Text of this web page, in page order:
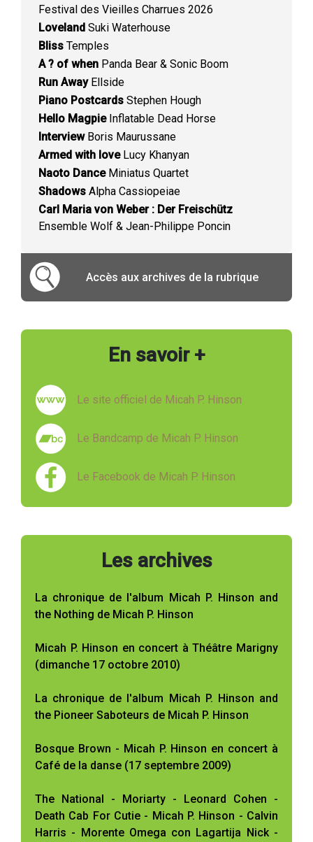
Festival des Vieilles Charrues 2026
Loveland Suki Waterhouse
Bliss Temples
A ? of when Panda Bear & Sonic Boom
Run AwayEllside
Piano Postcards Stephen Hough
Hello MagpieInflatable Dead Horse
InterviewBoris Maurussane
Armed with loveLucy Khanyan
Naoto DanceMiniatus Quartet
Shadows Alpha Cassiopeiae
Carl Maria von Weber : Der Freischütz
Ensemble Wolf & Jean-Philippe Poncin
Accès aux archives de la rubrique
En savoir +
Le site officiel de Micah P. Hinson
Le Bandcamp de Micah P. Hinson
Le Facebook de Micah P. Hinson
Les archives
La chronique de l'album Micah P. Hinson and
the Nothing de Micah P. Hinson
Micah P. Hinson en concert à Théâtre Marigny
(dimanche 17 octobre 2010)
La chronique de l'album Micah P. Hinson and
the Pioneer Saboteurs de Micah P. Hinson
Bosque Brown - Micah P. Hinson en concert à
Café de la danse (17 septembre 2009)
The National - Moriarty - Leonard Cohen -
Death Cab For Cutie - Micah P. Hinson - Calvin
Harris - Morente Omega con Lagartija Nick -